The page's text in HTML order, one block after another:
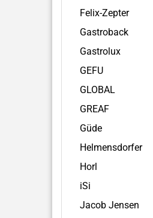
Felix-Zepter
Gastroback
Gastrolux
GEFU
GLOBAL
GREAF
Güde
Helmensdorfer
Horl
iSi
Jacob Jensen